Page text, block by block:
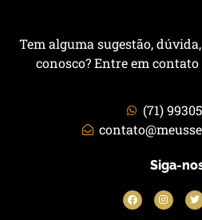
Tem alguma sugestão,
conosco? Entre em
(71)
Siga-